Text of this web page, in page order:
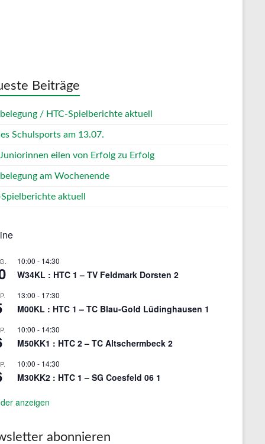
Beiträge
/ HTC-Spielberichte aktuell
Schulsports am 13.07.
eilen von Erfolg zu Erfolg
am Wochenende
Spielberichte aktuell
10:00 - 14:30
W34KL : HTC 1 – TV Feldmark Dorsten 2
13:00 - 17:30
M00KL : HTC 1 – TC Blau-Gold Lüdinghausen 1
10:00 - 14:30
M50KK1 : HTC 2 – TC Altschermbeck 2
10:00 - 14:30
M30KK2 : HTC 1 – SG Coesfeld 06 1
anzeigen
abonnieren